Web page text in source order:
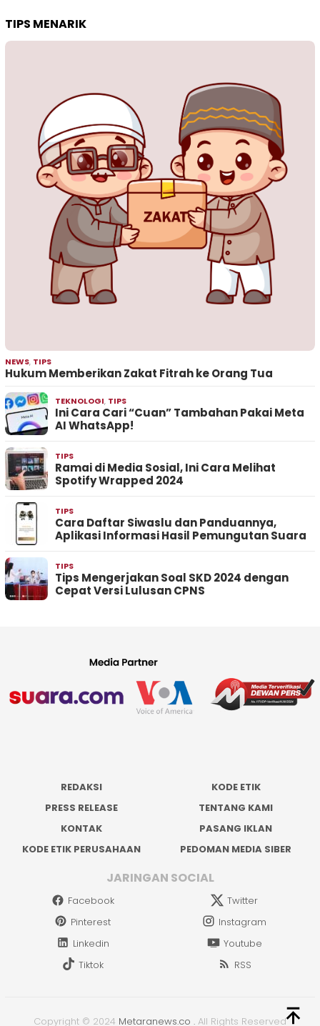
TIPS MENARIK
NEWS, TIPS
Hukum Memberikan Zakat Fitrah ke Orang Tua
TEKNOLOGI, TIPS
Ini Cara Cari “Cuan” Tambahan Pakai Meta
AI WhatsApp!
TIPS
Ramai di Media Sosial, Ini Cara Melihat
Spotify Wrapped 2024
TIPS
Cara Daftar Siwaslu dan Panduannya,
Aplikasi Informasi Hasil Pemungutan Suara
TIPS
Tips Mengerjakan Soal SKD 2024 dengan
Cepat Versi Lulusan CPNS
REDAKSI
KODE ETIK
PRESS RELEASE
TENTANG KAMI
KONTAK
PASANG IKLAN
KODE ETIK PERUSAHAAN
PEDOMAN MEDIA SIBER
JARINGAN SOCIAL
Facebook
Twitter
Pinterest
Instagram
Linkedin
Youtube
Tiktok
RSS
Copyright © 2024 Metaranews.co . All Rights Reserved